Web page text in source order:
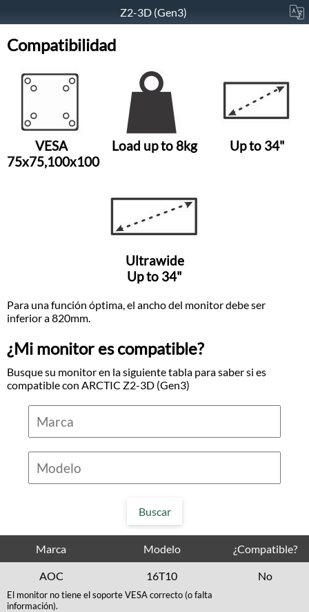
Z2-3D (Gen3)
Compatibilidad
VESA
75x75,100x100
Load up to 8kg Up to 34"
Ultrawide
Up to 34"
Para una función óptima, el ancho del monitor debe ser
inferior a 820mm.
¿Mi monitor es compatible?
Busque su monitor en la siguiente tabla para saber si es
compatible con ARCTIC Z2-3D (Gen3)
Marca Modelo ¿Compatible?
AOC 16T10 No
El monitor no tiene el soporte VESA correcto (o falta
información).